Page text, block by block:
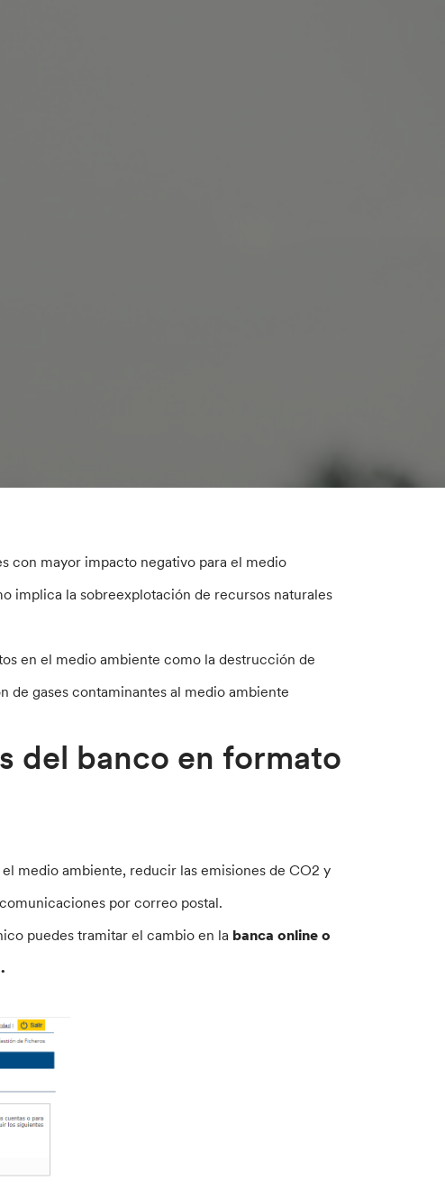
con mayor impacto negativo para el medio
implica la sobreexplotación de recursos naturales
en el medio ambiente como la destrucción de
de gases contaminantes al medio ambiente
del banco en formato
medio ambiente, reducir las emisiones de CO2 y
por correo postal.
puedes tramitar el cambio en la banca online o